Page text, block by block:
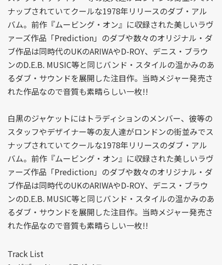
ナップされていてクールな1978年リリースのダブ・アル
バム。前作『ムービング・オン』に収録された美しいラヴ
ァーズ作品「Prediction」のダブや数々のオリジナル・ダ
ブ作品は同時代のUKのARIWAやD-ROY、デニス・ブラウ
ンのD.E.B. MUSIC等と同じバンド・スタイルの温かみのあ
るダブ・サウンドを展開した注目作。当時メジャー発売さ
れた作品なので音質も素晴らしい一枚!!
白黒のジャケットにはトラディションのメンバー、彼等の
スタッフやデザイナー等の友人達がロンドンの街並みでス
ナップされていてクールな1978年リリースのダブ・アル
バム。前作『ムービング・オン』に収録された美しいラヴ
ァーズ作品「Prediction」のダブや数々のオリジナル・ダ
ブ作品は同時代のUKのARIWAやD-ROY、デニス・ブラウ
ンのD.E.B. MUSIC等と同じバンド・スタイルの温かみのあ
るダブ・サウンドを展開した注目作。当時メジャー発売さ
れた作品なので音質も素晴らしい一枚!!
Track List